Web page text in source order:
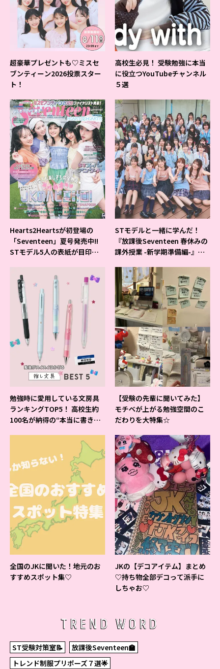
超豪華プレゼントも♡ミスセ
ブンティーン2026投票スター
ト！
高校生必見！ 受験勉強に本当
に役立つYouTubeチャンネル
５選
Hearts2Heartsが初登場の
「Seventeen」夏号発売中!!
STモデル5人の表紙が目印だ
STモデルと一緒に学んだ！
『放課後Seventeen 春休みの
課外授業 -新学期準備編-』イ
勉強時に愛用している文房具
ランキングTOP5！ 高校生約
100名が納得の“本当に書きや
【受験の先輩に聞いてみた】
モチベが上がる勉強空間のこ
だわりを大特集☆
全国のJKに聞いた！地元のお
すすめスポット集♡
JKの【デコアイテム】まとめ
♡持ち物全部デコって派手に
しちゃお♡
TREND WORD
ST受験対策室📝
放課後Seventeen🏫
トレンド制服プリポーズ７選🌟